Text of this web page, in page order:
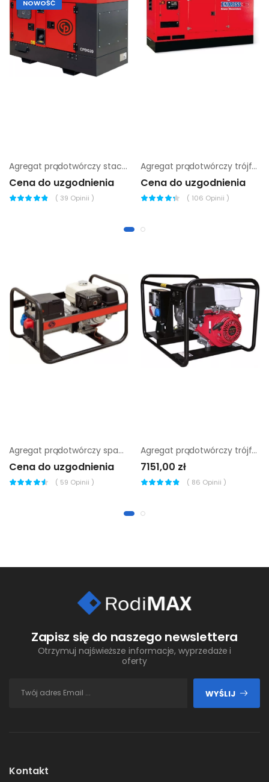
NOWOŚĆ
Agregat prądotwórczy stacjonarny Chicago Pneumatic CPDG 85
Cena do uzgodnienia
( 39 Opinii )
Agregat prądotwórczy trójfazowy Endress ESE 275 VW/AS
Cena do uzgodnienia
( 106 Opinii )
Agregat prądotwórczy spawalniczy Chicago Pneumatic cppw 210
Cena do uzgodnienia
( 59 Opinii )
Agregat prądotwórczy trójfazowy Sumera Motor SMG-9T-H-AVR
7151,00 zł
( 86 Opinii )
Zapisz się do naszego newslettera
Otrzymuj najświeższe informacje, wyprzedaże i
oferty
WYŚLIJ
Kontakt